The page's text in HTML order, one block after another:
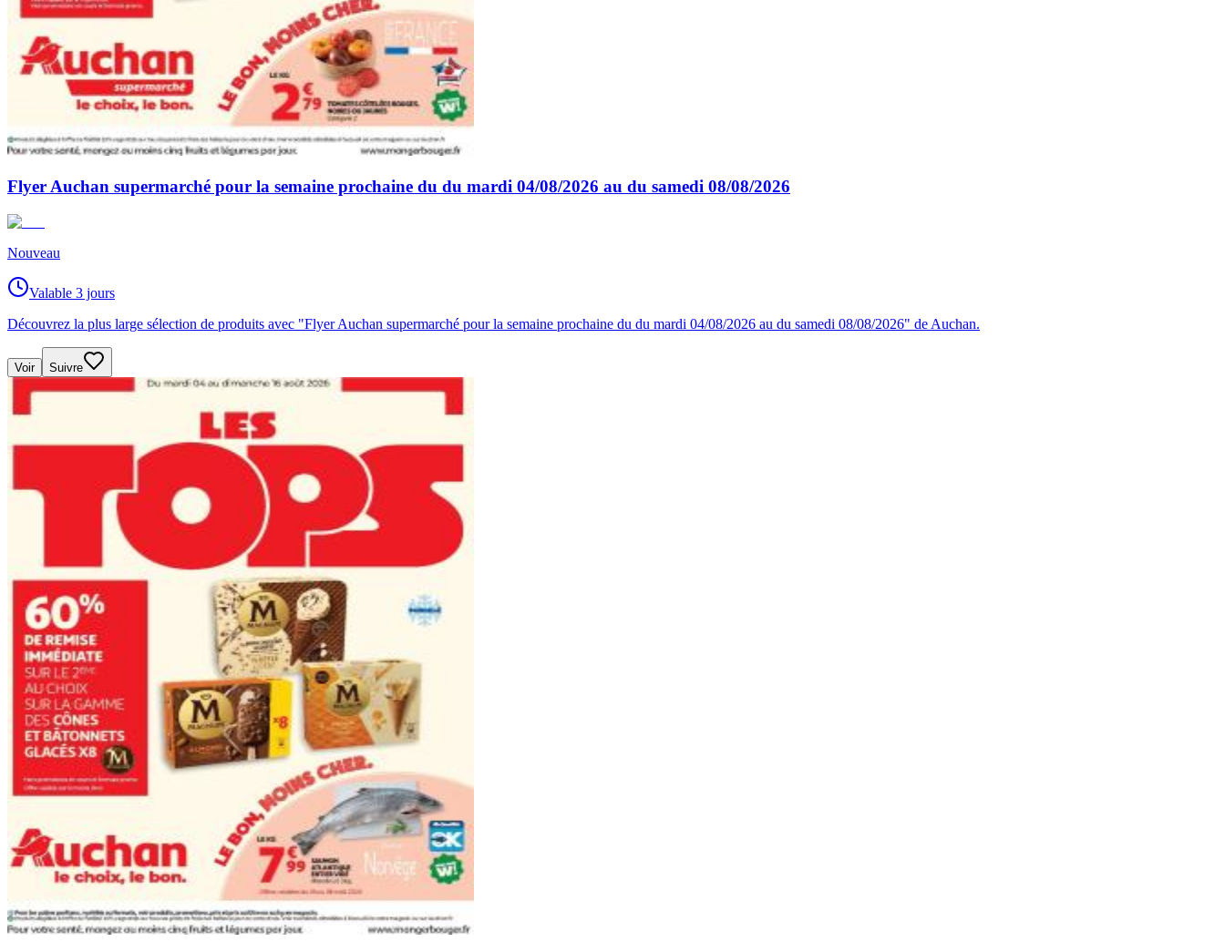
Flyer Auchan supermarché pour la semaine prochaine du du mardi 04/08/2026 au du samedi 08/08/2026
Nouveau
Valable 3 jours
Découvrez la plus large sélection de produits avec "Flyer Auchan supermarché pour la semaine prochaine du du mardi 04/08/2026 au du samedi 08/08/2026" de Auchan.
Voir Suivre